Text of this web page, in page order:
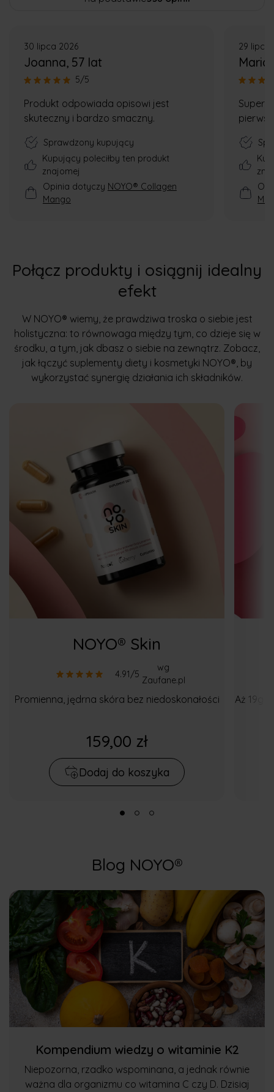
Joanna, 57 lat
30 lipca 2026
5/5
Produkt odpowiada opisowi jest
skuteczny i bardzo smaczny.
Sprawdzony kupujący
Kupujący poleciłby ten produkt
znajomej
Opinia dotyczy NOYO® Collagen
Mango
Maria
29 lipca
Super
Połącz produkty i osiągnij idealny
efekt
W NOYO® wiemy, że prawdziwa troska o siebie jest
holistyczna: to równowaga między tym, co dzieje się w
środku, a tym, jak dbasz o siebie na zewnątrz. Zobacz,
jak łączyć suplementy diety i kosmetyki NOYO®, by
wykorzystać synergię działania ich składników.
NOYO® Skin
4.91/5
wg
Zaufane.pl
Promienna, jędrna skóra bez niedoskonałości
159,00 zł
Dodaj do koszyka
Aż 19g
Blog NOYO®
Kompendium wiedzy o witaminie K2
Niepozorna, rzadko wspominana, a jednak równie
ważna dla organizmu co witamina C czy D. Dzisiaj